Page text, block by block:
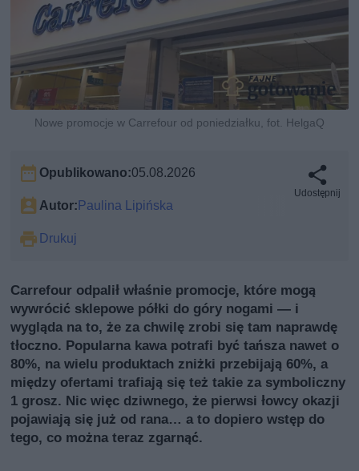
Nowe promocje w Carrefour od poniedziałku, fot. HelgaQ
Opublikowano:05.08.2026
Autor: Paulina Lipińska
Drukuj
Udostępnij
Carrefour odpalił właśnie promocje, które mogą
wywrócić sklepowe półki do góry nogami — i
wygląda na to, że za chwilę zrobi się tam naprawdę
tłoczno. Popularna kawa potrafi być tańsza nawet o
80%, na wielu produktach zniżki przebijają 60%, a
między ofertami trafiają się też takie za symboliczny
1 grosz. Nic więc dziwnego, że pierwsi łowcy okazji
pojawiają się już od rana… a to dopiero wstęp do
tego, co można teraz zgarnąć.